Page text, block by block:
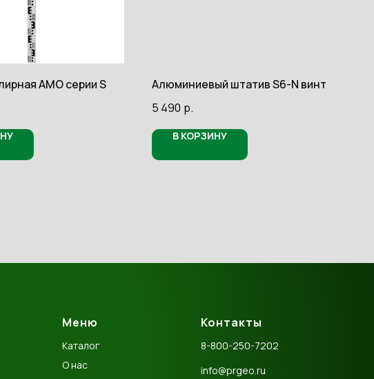
AMO серии S
Алюминиевый штатив S6-N винт
5 490 р.
В КОРЗИНУ
Меню
Каталог
О нас
Контакты
8-800-250-7202
info@prgeo.ru